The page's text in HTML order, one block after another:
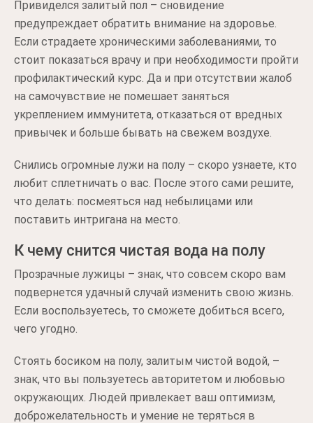
Привиделся залитый пол – сновидение
предупреждает обратить внимание на здоровье.
Если страдаете хроническими заболеваниями, то
стоит показаться врачу и при необходимости пройти
профилактический курс. Да и при отсутствии жалоб
на самочувствие не помешает заняться
укреплением иммунитета, отказаться от вредных
привычек и больше бывать на свежем воздухе.
Снились огромные лужи на полу – скоро узнаете, кто
любит сплетничать о вас. После этого сами решите,
что делать: посмеяться над небылицами или
поставить интригана на место.
К чему снится чистая вода на полу
Прозрачные лужицы – знак, что совсем скоро вам
подвернется удачный случай изменить свою жизнь.
Если воспользуетесь, то сможете добиться всего,
чего угодно.
Стоять босиком на полу, залитым чистой водой, –
знак, что вы пользуетесь авторитетом и любовью
окружающих. Людей привлекает ваш оптимизм,
доброжелательность и умение не теряться в